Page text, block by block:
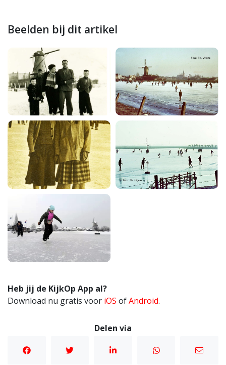
Beelden bij dit artikel
Heb jij de KijkOp App al?
Download nu gratis voor iOS ofAndroid.
Delen via